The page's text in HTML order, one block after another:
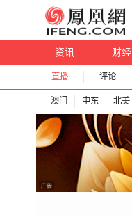
资讯 财经
直播 评论
澳门 中东 北美